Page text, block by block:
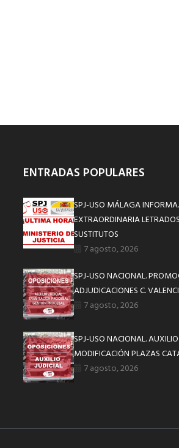
ENTRADAS POPULARES
SPJ-USO MÁLAGA
EXTRAORDINARIA
SUSTITUTOS
7 agosto, 2026
SPJ-USO NACIONAL.
ADJUDICACIONES C.
7 agosto, 2026
SPJ-USO NACIONAL.
MODIFICACIÓN PLAZAS
7 agosto, 2026